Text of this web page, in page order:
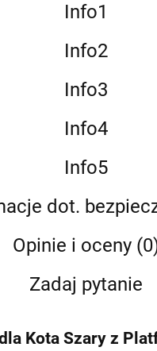
Info1
Info2
Info3
Info4
Info5
dot.
Opinie i oceny
Zadaj pytanie
Kota Szary z